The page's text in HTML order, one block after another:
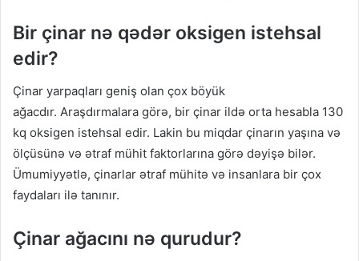
Bir çinar nə qədər oksigen istehsal
edir?
Çinar yarpaqları geniş olan çox böyük
ağacdır. Araşdırmalara görə, bir çinar ildə orta hesabla 130
kq oksigen istehsal edir. Lakin bu miqdar çinarın yaşına və
ölçüsünə və ətraf mühit faktorlarına görə dəyişə bilər.
Ümumiyyətlə, çinarlar ətraf mühitə və insanlara bir çox
faydaları ilə tanınır.
Çinar ağacını nə qurudur?